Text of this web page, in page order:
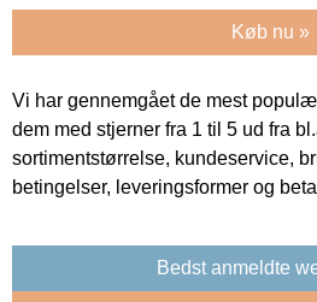
Køb nu »
Vi har gennemgået de mest
dem med stjerner fra 1 til 5 ud fra
sortimentstørrelse, kundeservice,
betingelser, leveringsformer og
Bedst anmeldte